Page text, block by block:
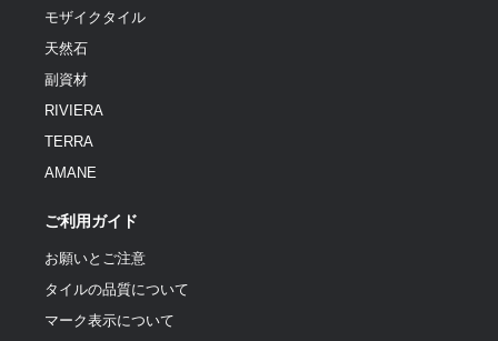
モザイクタイル
天然石
副資材
RIVIERA
TERRA
AMANE
ご利用ガイド
お願いとご注意
タイルの品質について
マーク表示について